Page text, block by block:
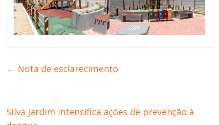
← Nota de esclarecimento
Silva Jardim intensifica ações de prevenção à